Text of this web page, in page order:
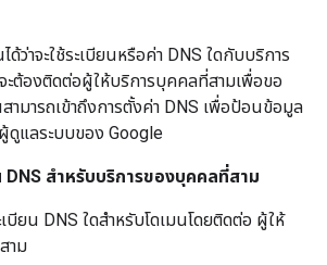
ด้ว่าจะใช้ระเบียนหรือค่า DNS ใดกับบริการ
ต้องติดต่อผู้ให้บริการบุคคลที่สามเพื่อขอ
มารถเข้าถึงการตั้งค่า DNS เพื่อป้อนข้อมูล
ดูแลระบบของ Google
DNS สำหรับบริการของบุคคลที่สาม
บียน DNS ใดสำหรับโดเมนโดยติดต่อ ผู้ให้
าม